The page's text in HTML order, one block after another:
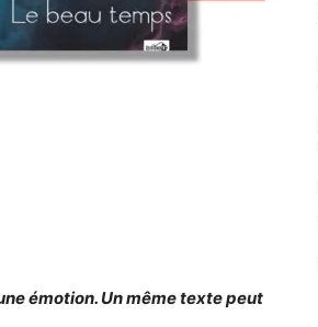
émotion. Un même texte peut